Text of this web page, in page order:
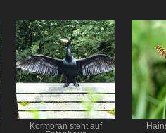
Kormoran steht auf